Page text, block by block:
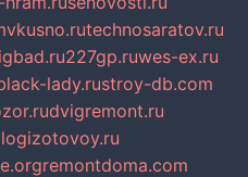
technosaratov.ru
227gp.ruwes-ex.ru
lady.rustroy-db.com
dvigremont.ru
remontdoma.com